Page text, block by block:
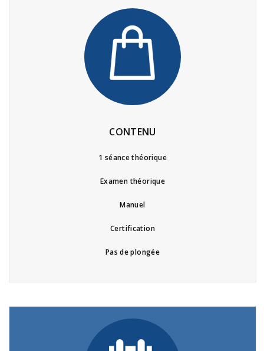
CONTENU
1 séance théorique
Examen théorique
Manuel
Certification
Pas de plongée
DEVENEZ INSTRUCTEUR DE PLONGÉE PADI!